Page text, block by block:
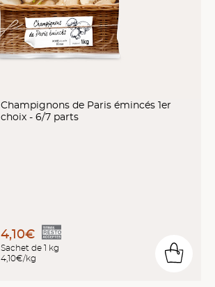
Champignons de Paris émincés 1er
choix - 6/7 parts
4,10€
Sachet de 1 kg
4,10€/kg